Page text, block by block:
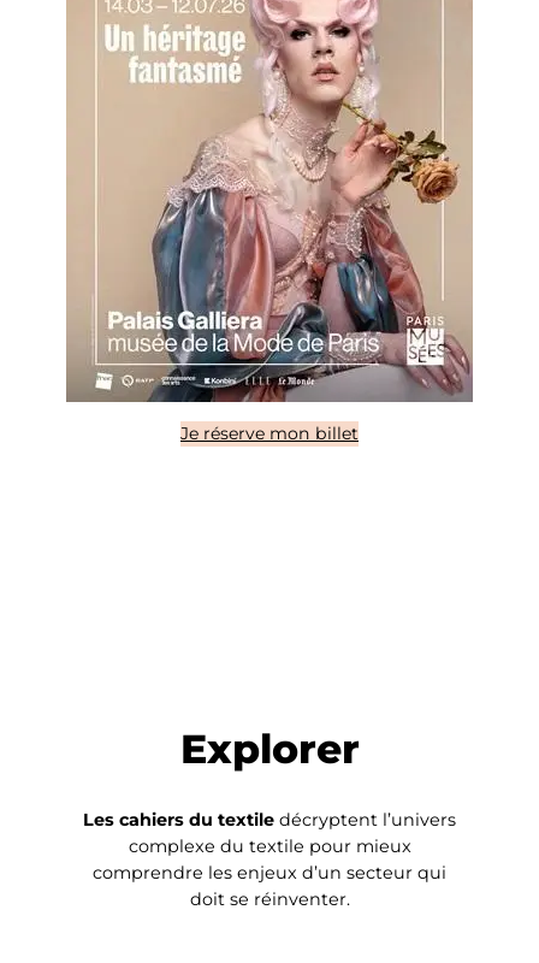
Je réserve mon billet
Explorer
Les cahiers du textile décryptent l’univers
complexe du textile pour mieux
comprendre les enjeux d’un secteur qui
doit se réinventer.